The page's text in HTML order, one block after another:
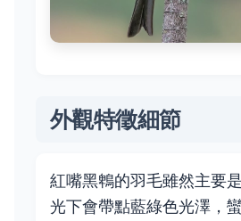
外觀特徵細節
紅嘴黑鵯的羽毛雖然主要
光下會帶點藍綠色光澤，